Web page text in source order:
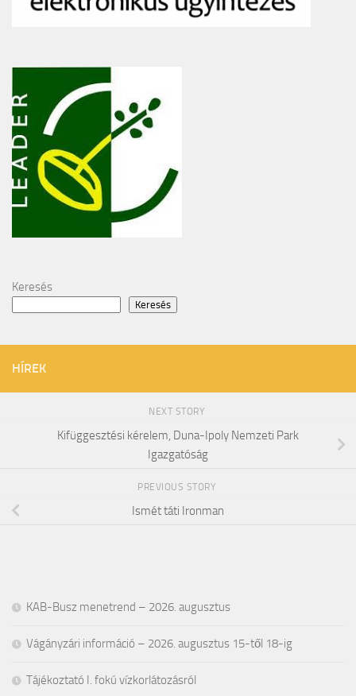
Keresés
Keresés
HÍREK
NEXT STORY
Kifüggesztési kérelem, Duna-Ipoly Nemzeti Park
Igazgatóság
PREVIOUS STORY
Ismét táti Ironman
KAB-Busz menetrend – 2026. augusztus
Vágányzári információ – 2026. augusztus 15-től 18-ig
Tájékoztató I. fokú vízkorlátozásról